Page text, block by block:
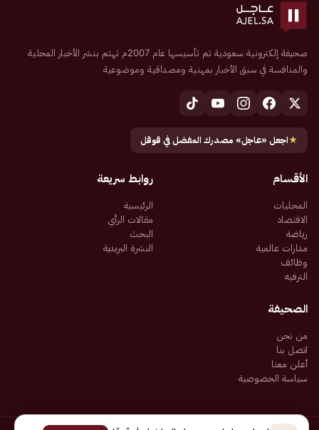
صحيفة إلكترونية سعودية تم تأسيسها عام 2007م تهتم بنشر الأخبار المحلية
والمنافسة في سبق الأخبار بمهنية ومصداقية وموضوعية
★اجعل «عاجل» مصدرك المفضل في قوقل
الأقسام
المحليات
الاقتصاد
رياضة
مدارات عالمية
وظائف
الترفيه
روابط سريعة
الرئيسية
مقالات الرأي
البحث
النشرة البريدية
الصحيفة
من نحن
اتصل بنا
أعلن معنا
سياسة الخصوصية